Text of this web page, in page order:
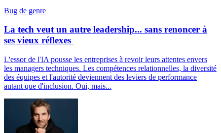
Bug de genre
La tech veut un autre leadership... sans renoncer à
ses vieux réflexes
L'essor de l'IA pousse les entreprises à revoir leurs attentes envers
les managers techniques. Les compétences relationnelles, la diversité
des équipes et l'autorité deviennent des leviers de performance
autant que d'inclusion. Oui, mais...